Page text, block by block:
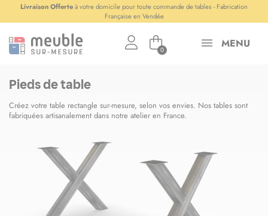
Livraison Offerteà votre domicile pour toute commande de tables - Fabrication
Française en Vendée
MENU
0
Pieds de table
Créez votre table rectangle sur-mesure, selon vos envies. Nos tables sont
fabriquées artisanalement dans notre atelier en France.
Panneau de gestion des cookies